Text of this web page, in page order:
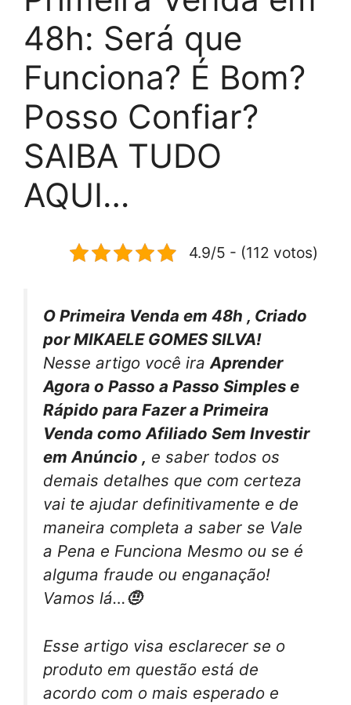
48h: Será que
Funciona? É Bom?
Posso Confiar?
SAIBA TUDO
AQUI…
4.9/5 - (112 votos)
O Primeira Venda em 48h , Criado
por MIKAELE GOMES SILVA!
Nesse artigo você ira Aprender
Agora o Passo a Passo Simples e
Rápido para Fazer a Primeira
Venda como Afiliado Sem Investir
em Anúncio , e saber todos os
demais detalhes que com certeza
vai te ajudar definitivamente e de
maneira completa a saber se Vale
a Pena e Funciona Mesmo ou se é
alguma fraude ou enganação!
Vamos lá…🤨
Esse artigo visa esclarecer se o
produto em questão está de
acordo com o mais esperado e